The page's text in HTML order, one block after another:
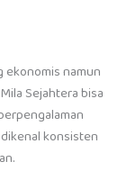
ekonomis namun
Sejahtera bisa
konsisten